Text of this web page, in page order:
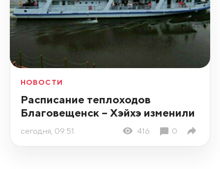
НОВОСТИ
Расписание теплоходов
Благовещенск – Хэйхэ изменили
сегодня, 09:51 416 0